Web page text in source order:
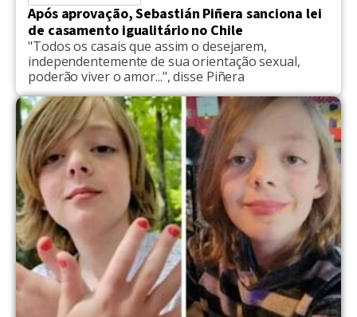
Após aprovação, Sebastián Piñera sanciona lei
de casamento igualitário no Chile
"Todos os casais que assim o desejarem,
independentemente de sua orientação sexual,
poderão viver o amor...", disse Piñera